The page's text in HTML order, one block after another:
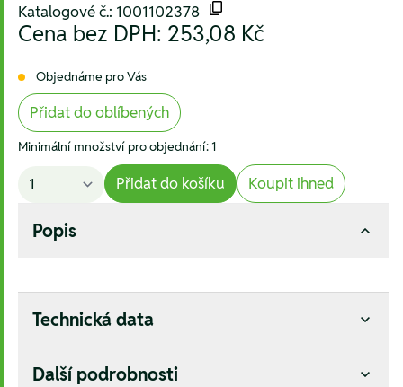
Katalogové č.: 1001102378
Cena bez DPH: 253,08 Kč
Objednáme pro Vás
Přidat do oblíbených
Minimální množství pro objednání: 1
Přidat do košíku Koupit ihned
Popis
Technická data
Další podrobnosti